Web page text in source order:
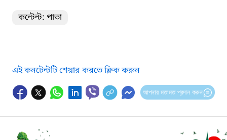
কন্টেন্ট: পাতা
এই কনটেন্টটি শেয়ার করতে ক্লিক করুন
আপনার মতামত প্রদান করুন